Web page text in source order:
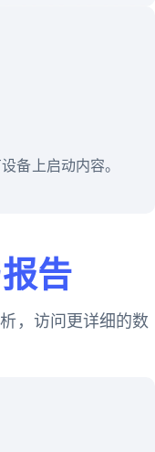
备上启动内容。
告
，访问更详细的数